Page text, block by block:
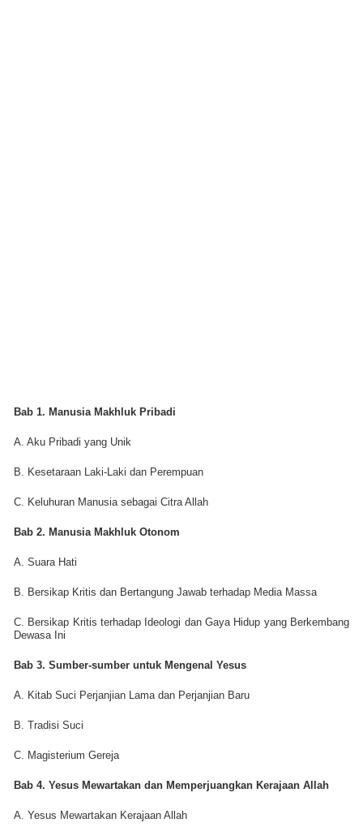
Bab 1. Manusia Makhluk Pribadi
A. Aku Pribadi yang Unik
B. Kesetaraan Laki-Laki dan Perempuan
C. Keluhuran Manusia sebagai Citra Allah
Bab 2. Manusia Makhluk Otonom
A. Suara Hati
B. Bersikap Kritis dan Bertangung Jawab terhadap Media Massa
C. Bersikap Kritis terhadap Ideologi dan Gaya Hidup yang Berkembang
Dewasa Ini
Bab 3. Sumber-sumber untuk Mengenal Yesus
A. Kitab Suci Perjanjian Lama dan Perjanjian Baru
B. Tradisi Suci
C. Magisterium Gereja
Bab 4. Yesus Mewartakan dan Memperjuangkan Kerajaan Allah
A. Yesus Mewartakan Kerajaan Allah